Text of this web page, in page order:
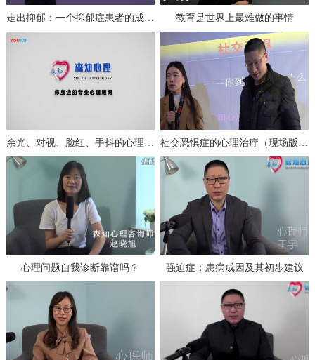
走出抑郁：一个抑郁症患者的成功自救（上） 教育是世界上最难做的事情
余光、对视、脸红、手抖的心理分析与治疗 社交恐惧症的心理治疗（现场版一）
心理问题自我诊断靠谱吗？ 强迫症：患病成因及其初步建议